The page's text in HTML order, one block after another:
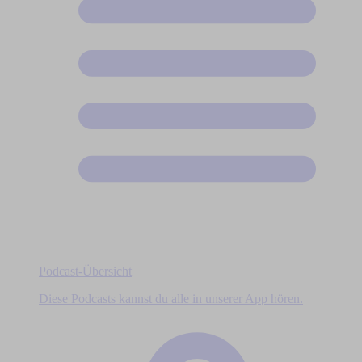
Podcast-Übersicht
Diese Podcasts kannst du alle in unserer App hören.